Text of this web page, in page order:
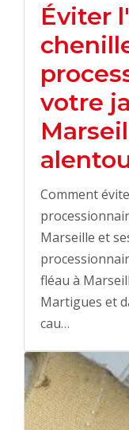
Éviter
votre
Comment
Marseille et
fléau à
Martigues et
cau…